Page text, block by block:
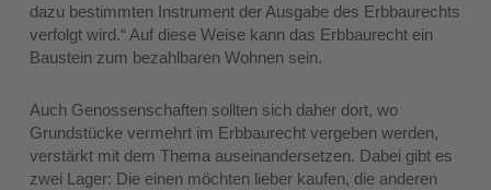
dazu bestimmten Instrument der Ausgabe des Erbbaurechts
verfolgt wird.“ Auf diese Weise kann das Erbbaurecht ein
Baustein zum bezahlbaren Wohnen sein.
Auch Genossenschaften sollten sich daher dort, wo
Grundstücke vermehrt im Erbbaurecht vergeben werden,
verstärkt mit dem Thema auseinandersetzen. Dabei gibt es
zwei Lager: Die einen möchten lieber kaufen, die anderen